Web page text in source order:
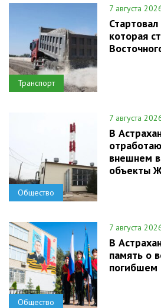
Транспорт
7 августа
которая
Общество
7 августа
В
внешнем
объекты
Общество
7 августа
В
память о
погибшем